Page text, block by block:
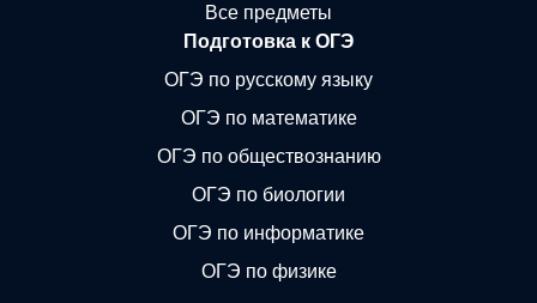
Все предметы
Подготовка к ОГЭ
ОГЭ по русскому языку
ОГЭ по математике
ОГЭ по обществознанию
ОГЭ по биологии
ОГЭ по информатике
ОГЭ по физике